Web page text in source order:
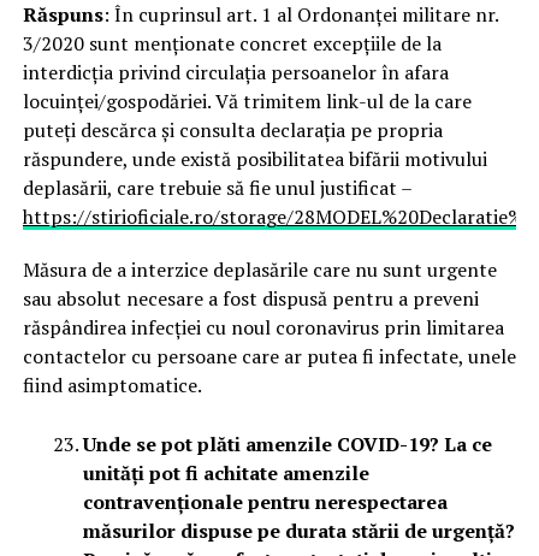
Răspuns: În cuprinsul art. 1 al Ordonanței militare nr.
3/2020 sunt menționate concret excepțiile de la
interdicția privind circulația persoanelor în afara
locuinței/gospodăriei. Vă trimitem link-ul de la care
puteți descărca și consulta declarația pe propria
răspundere, unde există posibilitatea bifării motivului
deplasării, care trebuie să fie unul justificat –
https://stirioficiale.ro/storage/
Măsura de a interzice deplasările care nu sunt urgente
sau absolut necesare a fost dispusă pentru a preveni
răspândirea infecției cu noul coronavirus prin limitarea
contactelor cu persoane care ar putea fi infectate, unele
fiind asimptomatice.
Unde se pot plăti amenzile COVID-19? La ce
unități pot fi achitate amenzile
contravenționale pentru nerespectarea
măsurilor dispuse pe durata stării de urgență?